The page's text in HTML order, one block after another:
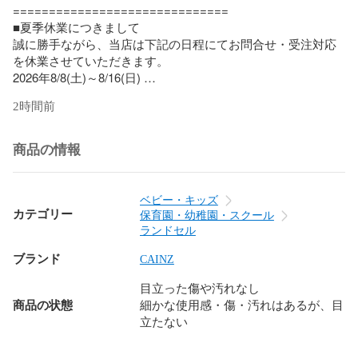
==============================
■夏季休業につきまして
誠に勝手ながら、当店は下記の日程にてお問合せ・受注対応
を休業させていただきます。
2026年8/8(土)～8/16(日)
順次のご対応となりますので、通常よりお時間を頂戴する可
ご迷惑をおかけいたしますが、何卒よろしくお願いいたしま
す。
2時間前
商品の情報
カテゴリー
ベビー・キッズ
保育園・幼稚園・スクール
ランドセル
ブランド CAINZ
商品の状態
目立った傷や汚れなし
細かな使用感・傷・汚れはあるが、目
立たない